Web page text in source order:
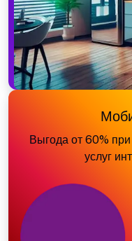
Выгода от 60%
услуг